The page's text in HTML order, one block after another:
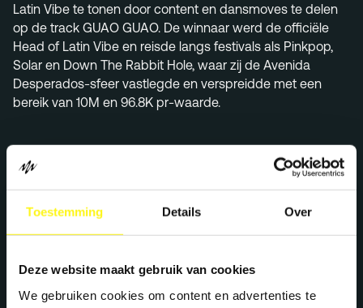
Toestemming Details Over
Deze website maakt gebruik van cookies
We gebruiken cookies om content en advertenties te
Latin Vibe te tonen door content en dansmoves te delen
op de track GUAO GUAO. De winnaar werd de officiële
Head of Latin Vibe en reisde langs festivals als Pinkpop,
Solar en Down The Rabbit Hole, waar zij de Avenida
Desperados-sfeer vastlegde en verspreidde met een
bereik van 10M en 96.8K pr-waarde.